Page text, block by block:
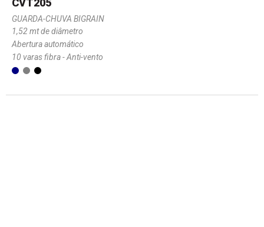
CVT205
GUARDA-CHUVA BIGRAIN
1,52 mt de diâmetro
Abertura automático
10 varas fibra - Anti-vento